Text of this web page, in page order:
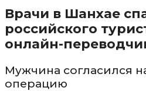
Врачи в Шанхае
российского
онлайн-
Мужчина согласился
операцию